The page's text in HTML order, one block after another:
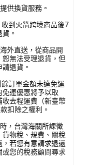
供換貨服務。
到火箭跨境商品後7
。
外直送，從商品開
無法受理退貨，但
退貨。
訂單金額未達免運
免運優惠將予以取
去程運費（新臺幣
扣除之權利。
，台灣海關所課徵
貨物稅、規費、關稅
若您有意請求退還
您的稅務顧問尋求